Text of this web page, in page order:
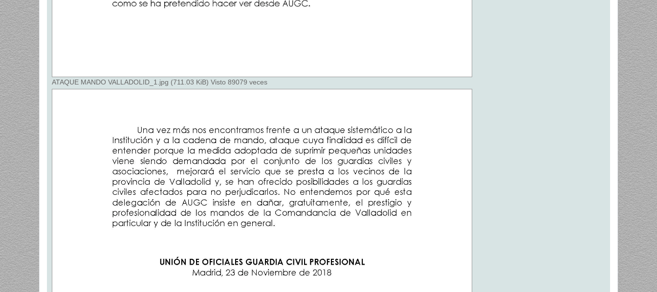
ATAQUE MANDO VALLADOLID_1.jpg (711.03 KiB) Visto 89079 veces